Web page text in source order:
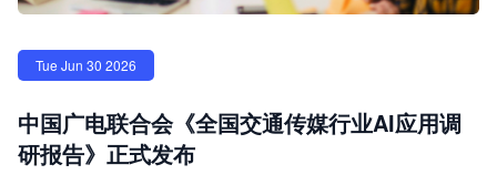
Tue Jun 30 2026
中国广电联合会《全国交通传媒行业AI应用调
研报告》正式发布